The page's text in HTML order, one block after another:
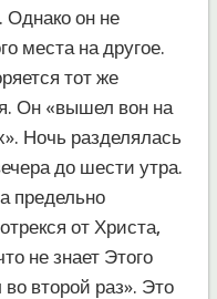
Однако он не
места на другое.
тот же
Он «вышел вон на
Ночь разделялась
до шести утра.
предельно
от Христа,
не знает Этого
во второй раз». Это